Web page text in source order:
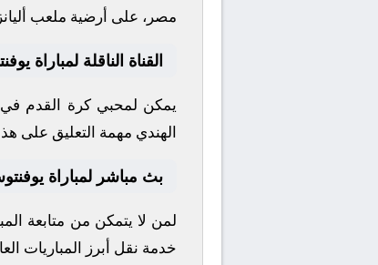
مصر، على أرضية ملعب
القناة الناقلة لمباراة
يمكن لمحبي كرة القدم في
الهندي مهمة التعليق على
بث مباشر لمباراة
لمن لا يتمكن من متابعة
خدمة نقل أبرز المباريات